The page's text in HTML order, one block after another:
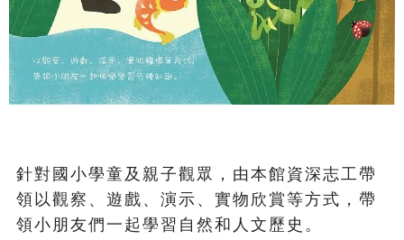
針對國小學童及親子觀眾，由本館資深志工帶
領以觀察、遊戲、演示、實物欣賞等方式，帶
領小朋友們一起學習自然和人文歷史。